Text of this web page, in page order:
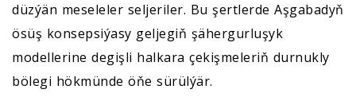
düzýän meseleler seljeriler. Bu şertlerde Aşgabadyň
ösüş konsepsiýasy geljegiň şähergurluşyk
modellerine degişli halkara çekişmeleriň durnukly
bölegi hökmünde öňe sürülýär.